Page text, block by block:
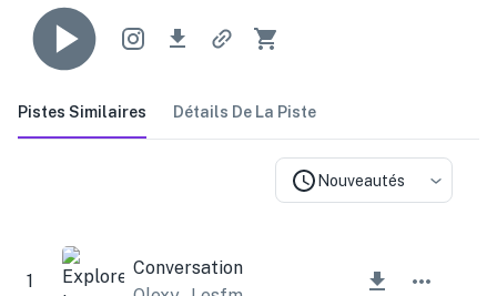
Pistes Similaires Détails De La Piste
Nouveautés
1
Conversation